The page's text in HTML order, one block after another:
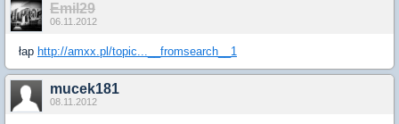
Emil29
06.11.2012
łap http://amxx.pl/topic...__fromsearch__1
mucek181
08.11.2012